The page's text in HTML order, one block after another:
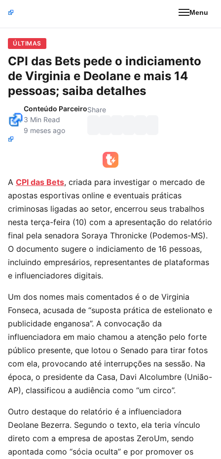
Menu
ÚLTIMAS
CPI das Bets pede o indiciamento
de Virginia e Deolane e mais 14
pessoas; saiba detalhes
Conteúdo Parceiro
3 Min Read
9 meses ago
Share
A CPI das Bets, criada para investigar o mercado de
apostas esportivas online e eventuais práticas
criminosas ligadas ao setor, encerrou seus trabalhos
nesta terça-feira (10) com a apresentação do relatório
final pela senadora Soraya Thronicke (Podemos-MS).
O documento sugere o indiciamento de 16 pessoas,
incluindo empresários, representantes de plataformas
e influenciadores digitais.
Um dos nomes mais comentados é o de Virginia
Fonseca, acusada de “suposta prática de estelionato e
publicidade enganosa”. A convocação da
influenciadora em maio chamou a atenção pelo forte
público presente, que lotou o Senado para tirar fotos
com ela, provocando até interrupções na sessão. Na
época, o presidente da Casa, Davi Alcolumbre (União-
AP), classificou a audiência como “um circo”.
Outro destaque do relatório é a influenciadora
Deolane Bezerra. Segundo o texto, ela teria vínculo
direto com a empresa de apostas ZeroUm, sendo
apontada como “sócia oculta” e por promover os